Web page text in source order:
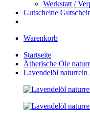
Werkstatt /
Gutscheine
Warenkorb
Startseite
Ätherische Öle
Lavendelöl naturrein